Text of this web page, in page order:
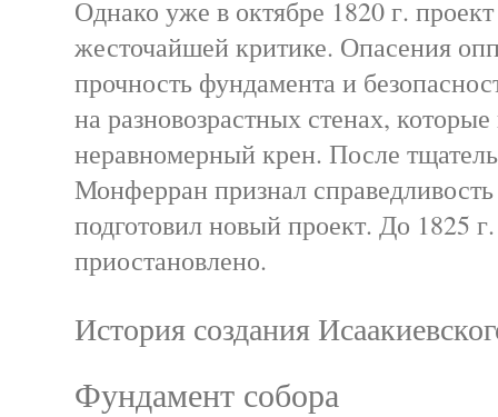
Однако уже в октябре 1820 г.
жесточайшей критике. Опасения
прочность фундамента и
на разновозрастных стенах,
неравномерный крен. После
Монферран признал
подготовил новый проект. До 1825
приостановлено.
История создания
Фундамент собора